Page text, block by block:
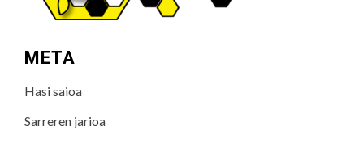
META
Hasi saioa
Sarreren jarioa